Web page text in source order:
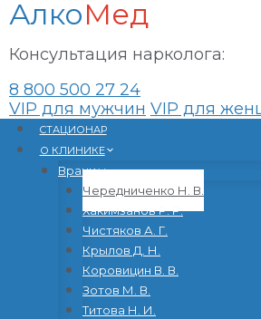
АлкоМед
Консультация нарколога:
8 800 500 27 24
VIP для мужчин VIP для
Перейти
содержанию
CТАЦИОНАР
О КЛИНИКЕ
Врачи
Чередниченко Н. В.
Хакимзанов Р. Р.
Чистяков А. Г.
Крылов Д. Н.
Коровицин В. В.
Зотов М. В.
Титова Н. И.